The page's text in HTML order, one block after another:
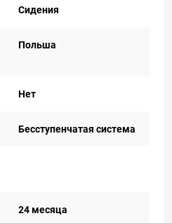
Сидения
Польша
Нет
Бесступенчатая система
24 месяца